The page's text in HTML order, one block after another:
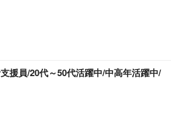
援員/20代～50代活躍中/中高年活躍中/